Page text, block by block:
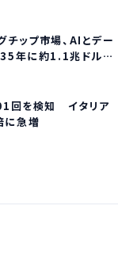
チップ市場、AIとデー
年に約1.1兆ドル規
回を検知 イタリア
に急増